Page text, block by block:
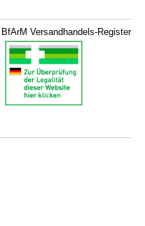
BfArM Versandhandels-Register